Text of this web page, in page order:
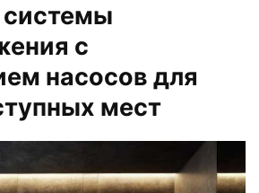
системы
с
насосов для
мест